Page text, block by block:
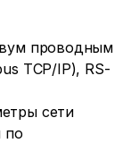
проводным
TCP/IP), RS-
сети
по